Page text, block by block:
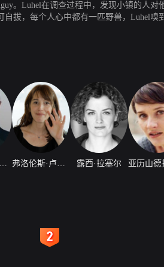
。Luhel在调查过程中，发现小镇的人
自拔，每个人心中都有一匹野兽，Luhel嗅
露西·拉塞尔